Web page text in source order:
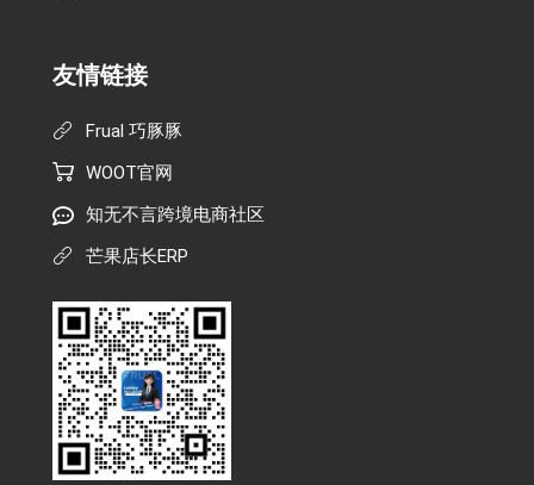
友情链接
Frual 巧豚豚
WOOT官网
知无不言跨境电商社区
芒果店长ERP